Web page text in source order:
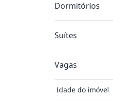
Dormitórios
Suítes
Vagas